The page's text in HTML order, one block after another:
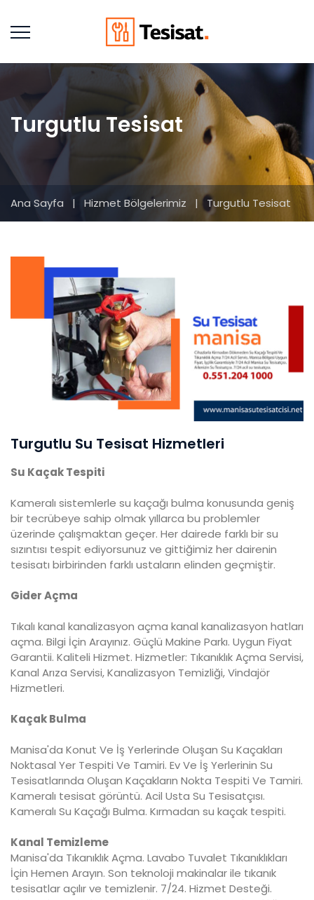
Turgutlu Tesisat
Ana Sayfa | Hizmet Bölgelerimiz | Turgutlu Tesisat
Turgutlu Su Tesisat Hizmetleri
Su Kaçak Tespiti
Kameralı sistemlerle su kaçağı bulma konusunda geniş
bir tecrübeye sahip olmak yıllarca bu problemler
üzerinde çalışmaktan geçer. Her dairede farklı bir su
sızıntısı tespit ediyorsunuz ve gittiğimiz her dairenin
tesisatı birbirinden farklı ustaların elinden geçmiştir.
Gider Açma
Tıkalı kanal kanalizasyon açma kanal kanalizasyon hatları
açma. Bilgi İçin Arayınız. Güçlü Makine Parkı. Uygun Fiyat
Garantii. Kaliteli Hizmet. Hizmetler: Tıkanıklık Açma Servisi,
Kanal Arıza Servisi, Kanalizasyon Temizliği, Vindajör
Hizmetleri.
Kaçak Bulma
Manisa'da Konut Ve İş Yerlerinde Oluşan Su Kaçakları
Noktasal Yer Tespiti Ve Tamiri. Ev Ve İş Yerlerinin Su
Tesisatlarında Oluşan Kaçakların Nokta Tespiti Ve Tamiri.
Kameralı tesisat görüntü. Acil Usta Su Tesisatçısı.
Kameralı Su Kaçağı Bulma. Kırmadan su kaçak tespiti.
Kanal Temizleme
Manisa'da Tıkanıklık Açma. Lavabo Tuvalet Tıkanıklıkları
İçin Hemen Arayın. Son teknoloji makinalar ile tıkanık
tesisatlar açılır ve temizlenir. 7/24. Hizmet Desteği.